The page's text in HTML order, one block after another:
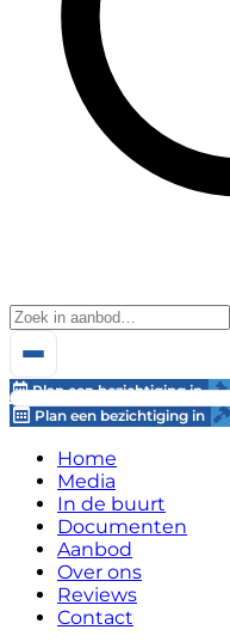
Plan een bezichtiging in
Plan een bezichtiging in
Home
Media
In de buurt
Documenten
Aanbod
Over ons
Reviews
Contact